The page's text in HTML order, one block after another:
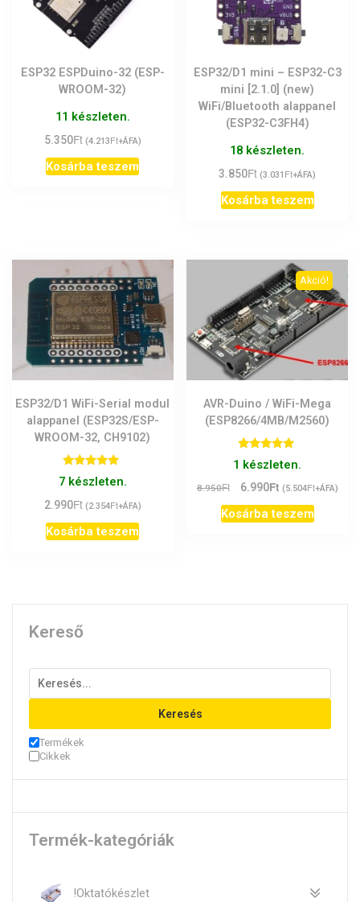
ESP32 ESPDuino-32 (ESP-
WROOM-32)
11 készleten.
5.350Ft (4.213Ft+ÁFA)
Kosárba teszem
ESP32/D1 mini – ESP32-C3
mini [2.1.0] (new)
WiFi/Bluetooth alappanel
(ESP32-C3FH4)
18 készleten.
3.850Ft (3.031 Ft+ÁFA)
Kosárba teszem
ESP32/D1 WiFi-Serial modul
alappanel (ESP32S/ESP-
WROOM-32, CH9102)
Értékelés:
5.00
7 készleten.
2.990Ft (2.354Ft+ÁFA)
Kosárba teszem
Akció!
AVR-Duino / WiFi-Mega
(ESP8266/4MB/M2560)
Értékelés:
5.00
/ 5
1 készleten.
8.950Ft
Original
price
was:
6.990FtCurrent
price
is:
(5.504Ft+ÁFA)
Kosárba teszem
Kereső
Keresés
Termékek
Cikkek
Termék-kategóriák
!Oktatókészlet